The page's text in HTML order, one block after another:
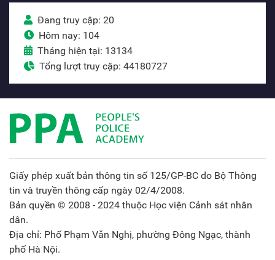
Đang truy cập: 20
Hôm nay: 104
Tháng hiện tại: 13134
Tổng lượt truy cập: 44180727
Giấy phép xuất bản thông tin số 125/GP-BC do Bộ Thông
tin và truyền thông cấp ngày 02/4/2008.
Bản quyền © 2008 - 2024 thuộc Học viện Cảnh sát nhân
dân.
Địa chỉ: Phố Phạm Văn Nghị, phường Đông Ngạc, thành
phố Hà Nội.